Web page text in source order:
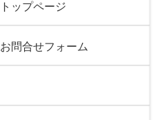
ップページ
問合せフォーム